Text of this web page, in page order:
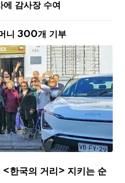
감사장 수여
니 300개 기부
한국의 거리> 지키는 순